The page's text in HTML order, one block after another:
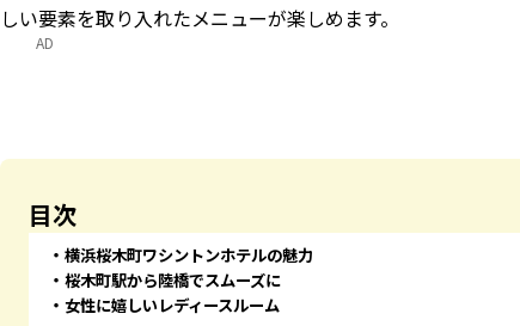
しい要素を取り入れたメニューが楽しめます。
AD
目次
横浜桜木町ワシントンホテルの魅力
桜木町駅から陸橋でスムーズに
女性に嬉しいレディースルーム